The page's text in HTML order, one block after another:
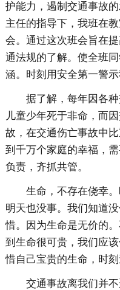
护能力，遏制交通事故
主任的指导下，我班在
会。通过这次班会旨在
通法规的了解。使全班
涵。时刻用安全第一警
据了解，每年因各
儿童少年死于非命，而
故，在交通伤亡事故中
到千万个家庭的幸福，
负责，齐抓共管。
生命，不存在侥幸
明天也没事。我们知道
惜。因为生命是无价的
到生命很可贵，我们应
惜自己宝贵的生命，时刻
交通事故离我们并